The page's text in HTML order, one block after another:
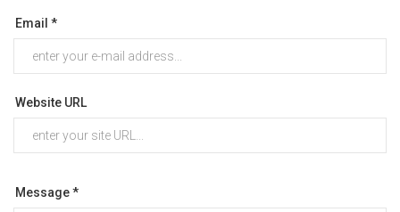
Email *
Website URL
Message *